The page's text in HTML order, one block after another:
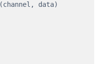
(channel, data)